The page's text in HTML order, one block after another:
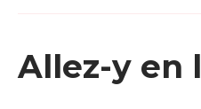
Allez-y en